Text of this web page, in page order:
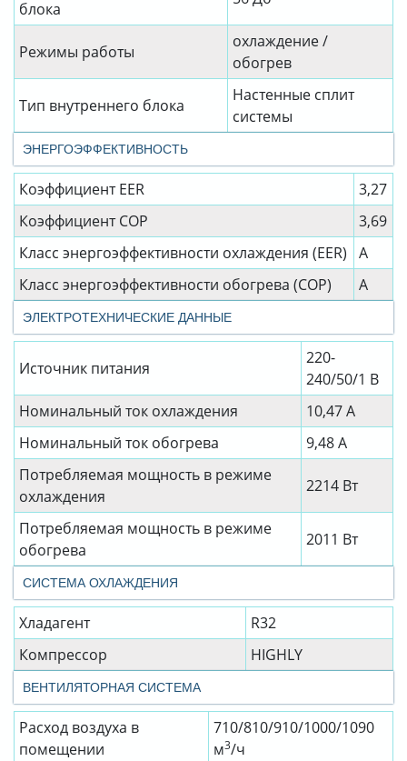
блока
Режимы работы
охлаждение /
обогрев
Тип внутреннего блока
Настенные сплит
системы
ЭНЕРГОЭФФЕКТИВНОСТЬ
Коэффициент EER
3,27
Коэффициент СОР
3,69
Класс энергоэффективности охлаждения (EER)
А
Класс энергоэффективности обогрева (COP)
А
ЭЛЕКТРОТЕХНИЧЕСКИЕ ДАННЫЕ
Источник питания
220-
240/50/1 В
Номинальный ток охлаждения
10,47 А
Номинальный ток обогрева
9,48 А
Потребляемая мощность в режиме
охлаждения
2214 Вт
Потребляемая мощность в режиме
обогрева
2011 Вт
СИСТЕМА ОХЛАЖДЕНИЯ
Хладагент
R32
Компрессор
HIGHLY
ВЕНТИЛЯТОРНАЯ СИСТЕМА
Расход воздуха в
помещении
710/810/910/1000/1090
м3/ч